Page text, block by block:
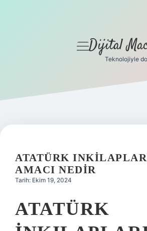
Gizlilik Politikası
Yasal Uyarı
menüyü
Dijital
Teknolojiyle
ATATÜRK
AMACI NEDIR
Tarih: Ekim 19, 2024
ATATÜRK